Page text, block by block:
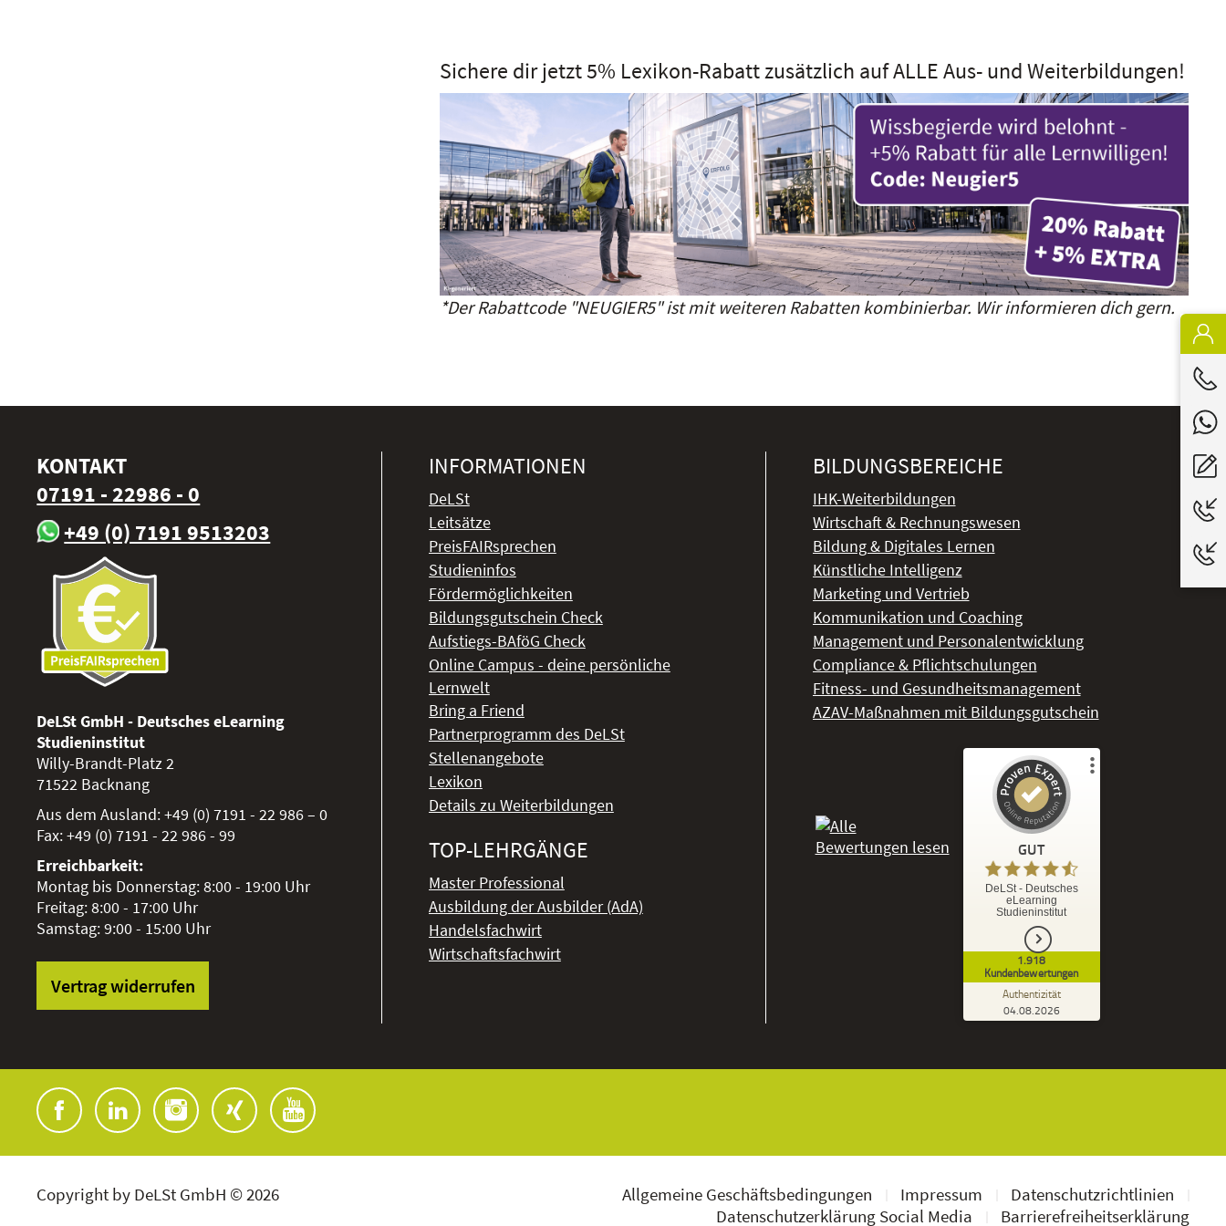
Sichere dir jetzt 5% Lexikon-Rabatt zusätzlich auf ALLE Aus- und Weiterbildungen!
*Der Rabattcode "NEUGIER5" ist mit weiteren Rabatten kombinierbar. Wir informieren dich gern.
KONTAKT
07191 - 22986 - 0
+49 (0) 7191 9513203
DeLSt GmbH - Deutsches eLearning
Studieninstitut
Willy-Brandt-Platz 2
71522 Backnang
Aus dem Ausland:+49 (0) 7191 - 22 986 – 0
Fax:+49 (0) 7191 - 22 986 - 99
Erreichbarkeit:
Montag bis Donnerstag: 8:00 - 19:00 Uhr
Freitag: 8:00 - 17:00 Uhr
Samstag: 9:00 - 15:00 Uhr
Vertrag widerrufen
INFORMATIONEN
DeLSt
Leitsätze
PreisFAIRsprechen
Studieninfos
Fördermöglichkeiten
Bildungsgutschein Check
Aufstiegs-BAföG Check
Online Campus - deine persönliche
Lernwelt
Bring a Friend
Partnerprogramm des DeLSt
Stellenangebote
Lexikon
Details zu Weiterbildungen
TOP-LEHRGÄNGE
Master Professional
Ausbildung der Ausbilder (AdA)
Handelsfachwirt
Wirtschaftsfachwirt
BILDUNGSBEREICHE
IHK-Weiterbildungen
Wirtschaft & Rechnungswesen
Bildung & Digitales Lernen
Künstliche Intelligenz
Marketing und Vertrieb
Kommunikation und Coaching
Management und Personalentwicklung
Compliance & Pflichtschulungen
Fitness- und Gesundheitsmanagement
AZAV-Maßnahmen mit Bildungsgutschein
GUT
DeLSt - Deutsches
eLearning
Studieninstitut
1.918
Kundenbewertungen
Authentizität
04.08.2026
Kundenbewertungen und Erfahrungen zu
DeLSt - Deutsches eLearning Studieninstitut
ProvenExpert.com
ProvenExpert.com
1.827
Bewertungen von
Copyright by DeLSt GmbH © 2026 Allgemeine Geschäftsbedingungen Impressum
Datenschutzrichtlinien
Datenschutzerklärung Social Media
Barrierefreiheitserklärung